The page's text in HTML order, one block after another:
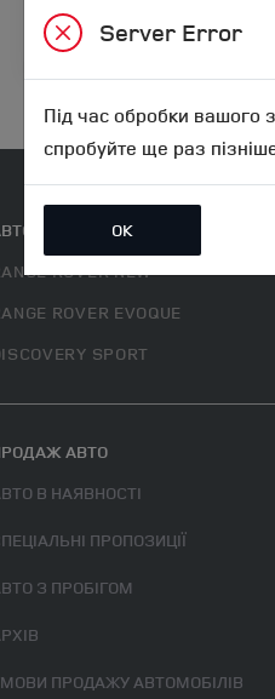
RANGE ROVER L460;RANGE ROVER SPORT
ROVER NEW
ROVER EVOQUE
SPORT
АВТО
АВТО В НАЯВНОСТІ
СПЕЦІАЛЬНІ ПРОПОЗИЦІЇ
АВТО З ПРОБІГОМ
АРХІВ
УМОВИ ПРОДАЖУ АВТОМОБІЛІВ
Server Error
Під час обробки вашого
спробуйте ще раз
ОК